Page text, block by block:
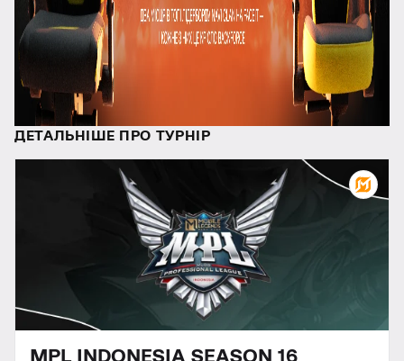
ДЕТАЛЬНІШЕ ПРО ТУРНІР
MPL INDONESIA SEASON 16